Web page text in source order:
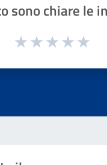
sono chiare le
1 a 5 stelle la pagina